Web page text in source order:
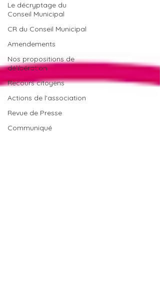
Le décryptage du
Conseil Municipal
CR du Conseil Municipal
Amendements
Nos propositions de
délibération
Recours citoyens
Actions de l'association
Revue de Presse
Communiqué